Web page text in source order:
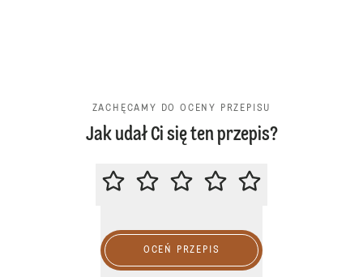
ZACHĘCAMY DO OCENY PRZEPISU
Jak udał Ci się ten przepis?
ZACHĘCAMY DO OCENY
OCEŃ PRZEPIS